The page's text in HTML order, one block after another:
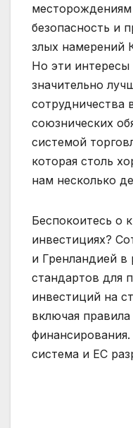
безопасность и
злых намерений
Но эти
значительно
союзнических
системой
которая столь
нам несколько
Беспокоитесь о
инвестициях?
и Гренландией в
стандартов для
инвестиций на
включая
система и ЕС